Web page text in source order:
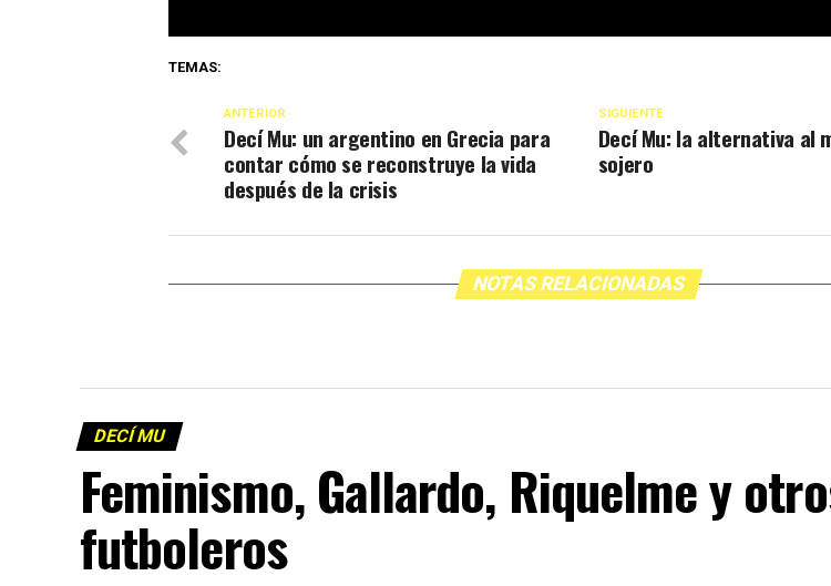
TEMAS:
SIGUIENTE
Decí Mu: la alternativa al
sojero
ANTERIOR
Decí Mu: un argentino en Grecia para
contar cómo se reconstruye la vida
después de la crisis
NOTAS RELACIONADAS
DECÍ MU
Feminismo, Gallardo, Riquelme y
futboleros